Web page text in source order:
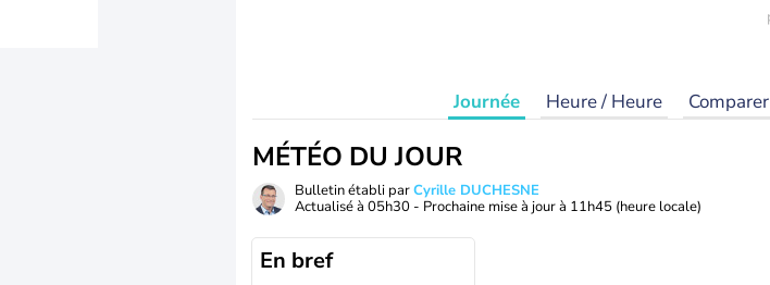
Journée Heure / Heure Comparer
MÉTÉO DU JOUR
Bulletin établi parCyrille DUCHESNE
Actualisé à 05h30 - Prochaine mise à jour à 11h45 (heure locale)
En bref